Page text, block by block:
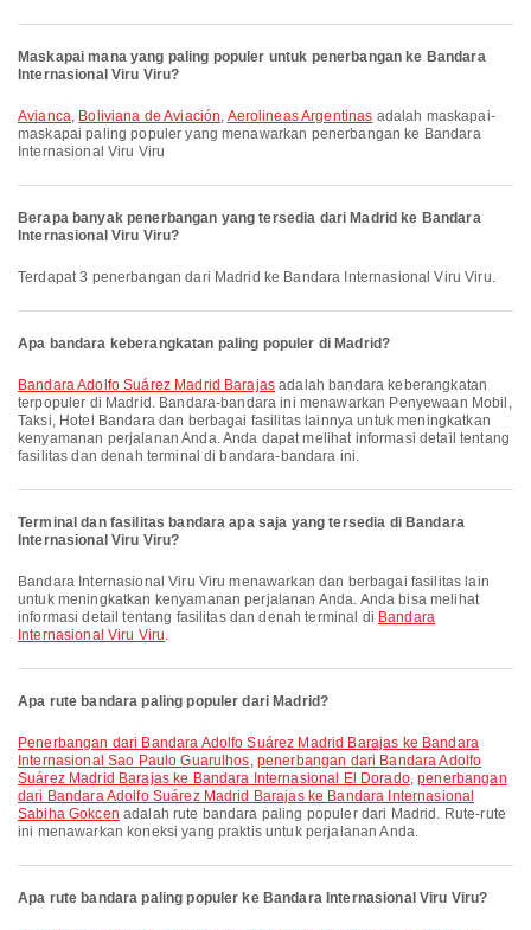
Maskapai mana yang paling populer untuk penerbangan ke Bandara
Internasional Viru Viru?
Avianca, Boliviana de Aviación, Aerolineas Argentinas adalah maskapai-
maskapai paling populer yang menawarkan penerbangan ke Bandara
Internasional Viru Viru
Berapa banyak penerbangan yang tersedia dari Madrid ke Bandara
Internasional Viru Viru?
Terdapat 3 penerbangan dari Madrid ke Bandara Internasional Viru Viru.
Apa bandara keberangkatan paling populer di Madrid?
Bandara Adolfo Suárez Madrid Barajas adalah bandara keberangkatan
terpopuler di Madrid. Bandara-bandara ini menawarkan Penyewaan Mobil,
Taksi, Hotel Bandara dan berbagai fasilitas lainnya untuk meningkatkan
kenyamanan perjalanan Anda. Anda dapat melihat informasi detail tentang
fasilitas dan denah terminal di bandara-bandara ini.
Terminal dan fasilitas bandara apa saja yang tersedia di Bandara
Internasional Viru Viru?
Bandara Internasional Viru Viru menawarkan dan berbagai fasilitas lain
untuk meningkatkan kenyamanan perjalanan Anda. Anda bisa melihat
informasi detail tentang fasilitas dan denah terminal di Bandara
Internasional Viru Viru.
Apa rute bandara paling populer dari Madrid?
penerbangan dari Bandara Adolfo Suárez Madrid Barajas ke Bandara
Internasional Sao Paulo Guarulhos, penerbangan dari Bandara Adolfo
Suárez Madrid Barajas ke Bandara Internasional El Dorado,penerbangan
dari Bandara Adolfo Suárez Madrid Barajas ke Bandara Internasional
Sabiha Gokcen adalah rute bandara paling populer dari Madrid. Rute-rute
ini menawarkan koneksi yang praktis untuk perjalanan Anda.
Apa rute bandara paling populer ke Bandara Internasional Viru Viru?